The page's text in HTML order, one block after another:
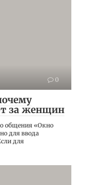
0
за женщин
общения «Окно
для ввода
для